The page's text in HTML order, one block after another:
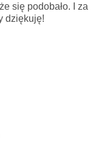
się podobało. I za
dziękuję!